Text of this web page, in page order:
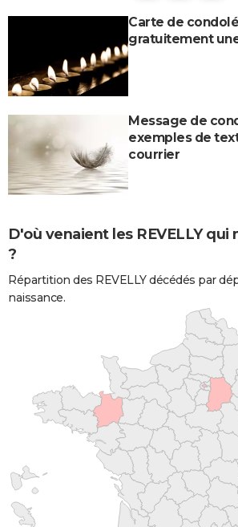
Carte de
gratuitement
Message de
exemples de
courrier
D'où venaient les REVELLY
?
Répartition des REVELLY décédés par
naissance.